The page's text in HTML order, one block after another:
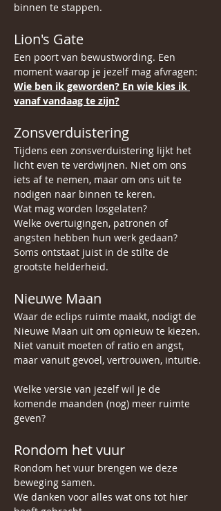
binnen te stappen.
Lion's Gate
Een poort van bewustwording. Een
moment waarop je jezelf mag afvragen:
Wie ben ik geworden? En wie kies ik
vanaf vandaag te zijn?
Zonsverduistering
Tijdens een zonsverduistering lijkt het
licht even te verdwijnen. Niet om ons
iets af te nemen, maar om ons uit te
nodigen naar binnen te keren.
Wat mag worden losgelaten?
Welke overtuigingen, patronen of
angsten hebben hun werk gedaan?
Soms ontstaat juist in de stilte de
grootste helderheid.
Nieuwe Maan
Waar de eclips ruimte maakt, nodigt de
Nieuwe Maan uit om opnieuw te kiezen.
Niet vanuit moeten of ratio en angst,
maar vanuit gevoel, vertrouwen, intuïtie.
Welke versie van jezelf wil je de
komende maanden (nog) meer ruimte
geven?
Rondom het vuur
Rondom het vuur brengen we deze
beweging samen.
We danken voor alles wat ons tot hier